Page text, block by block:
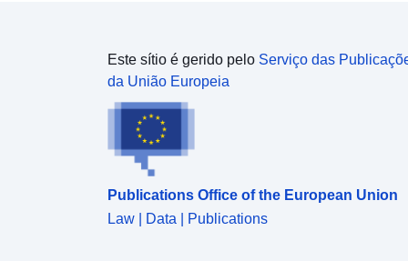
Este sítio é gerido pelo Serviço das
da União Europeia
Publications Office of the European Union
Law | Data | Publications